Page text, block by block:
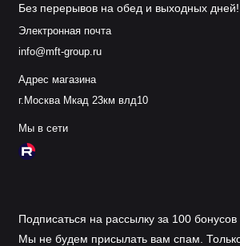
Без перерывов на обед и выходных дней!
Электронная почта
info@mft-group.ru
Адрес магазина
г.Москва Мкад 23км влд10
Мы в сети
Подписаться на рассылку за 100 бонусов
Мы не будем присылать вам спам.